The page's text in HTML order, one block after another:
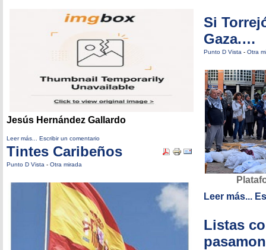
Jesús Hernández Gallardo
Leer más... Escribir un comentario
Tintes Caribeños
Punto D Vista - Otra mirada
Si
Gaza.…
Punto D Vista - Otra
Leer más...
Listas